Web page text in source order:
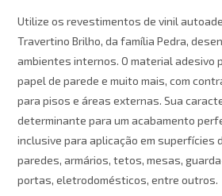
Utilize os revestimentos de vinil
Travertino Brilho, da família Pedra,
ambientes internos. O material adesivo
papel de parede e muito mais, com
para pisos e áreas externas. Sua
determinante para um acabamento
inclusive para aplicação em superfícies
paredes, armários, tetos, mesas,
portas, eletrodomésticos, entre outros.